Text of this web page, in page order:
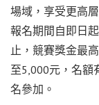
場域，享受更高
報名期間自即日
止，競賽獎金最
至5,000元，名額
名參加。